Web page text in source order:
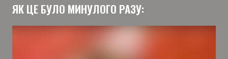
ЯК ЦЕ БУЛО МИНУЛОГО РАЗУ: